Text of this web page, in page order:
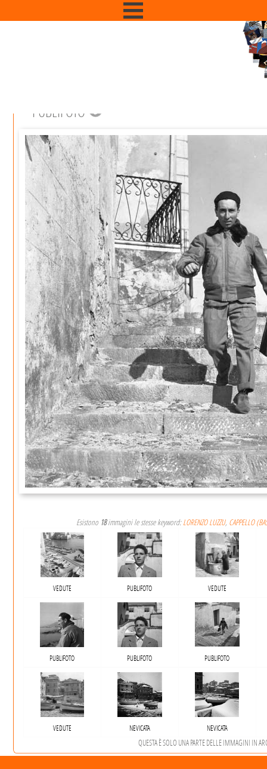
PUBLIFOTO
Esistono 18immagini le stesse keyword:LORENZO LUZZU, CAPPELLO
VEDUTE PUBLIFOTO VEDUTE
PUBLIFOTO PUBLIFOTO PUBLIFOTO
VEDUTE NEVICATA NEVICATA
QUESTA È SOLO UNA PARTE DELLE IMMAGINI IN